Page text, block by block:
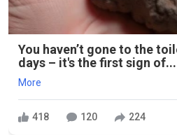
You haven’t gone to the
days – it's the first sign of...
More
418 120 224